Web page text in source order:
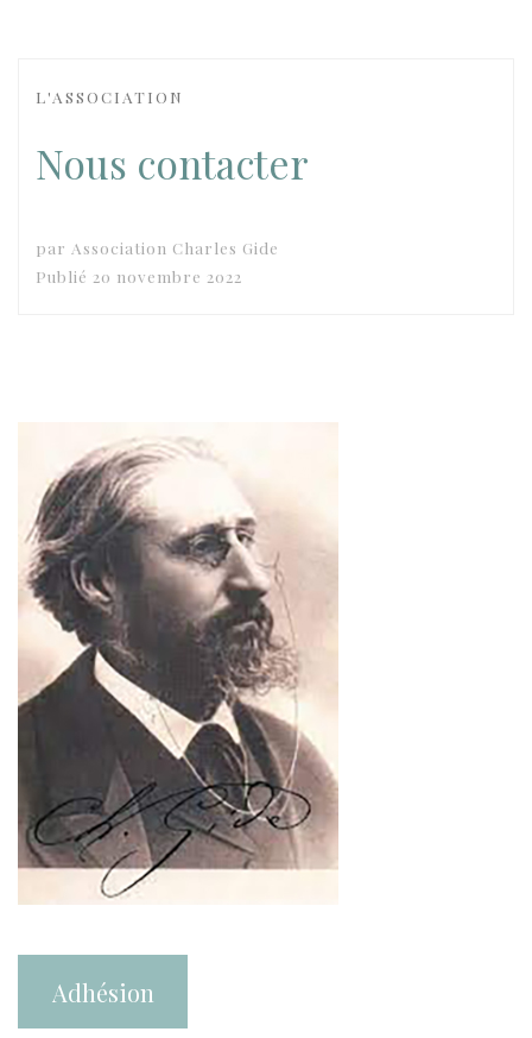
L'ASSOCIATION
Nous contacter
par Association Charles Gide
Publié 20 novembre 2022
Adhésion